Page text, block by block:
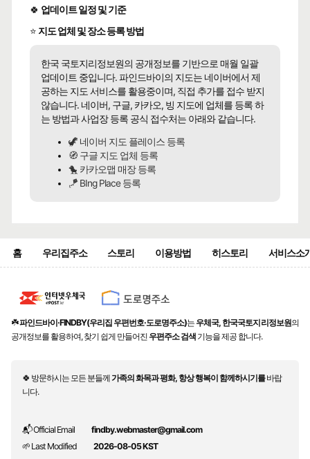
🍀 업데이트 일정 및 기준
⭐ 지도 업체 및 장소 등록 방법
한국 국토지리정보원의 공개정보를 기반으로 매월 일괄
업데이트 중입니다. 파인드바이의 지도는 네이버에서 제
공하는 지도 서비스를 활용중이며, 직접 추가를 접수 받지
않습니다. 네이버, 구글, 카카오, 빙 지도에 업체를 등록 하
는 방법과 사업장 등록 공식 접수처는 아래와 같습니다.
🦖 네이버 지도 플레이스 등록
🧭 구글 지도 업체 등록
🐤 카카오맵 매장 등록
🪁 BIng Place 등록
홈 우리집주소 스토리 이용방법 히스토리 서비스소
☘️파인드바이·FINDBY(우리집 우편번호·도로명주소)는 우체국, 한국국토지리정보원의
공개정보를 활용하여, 찾기 쉽게 만들어진 우편주소 검색 기능을 제공 합니다.
🍀 방문하시는 모든 분들께가족의 화목과 평화, 항상 행복이 함께하시기를바랍
니다.
📬 Official Email
findby.webmaster@gmail.com
🌱 Last Modified
2026-08-05 KST